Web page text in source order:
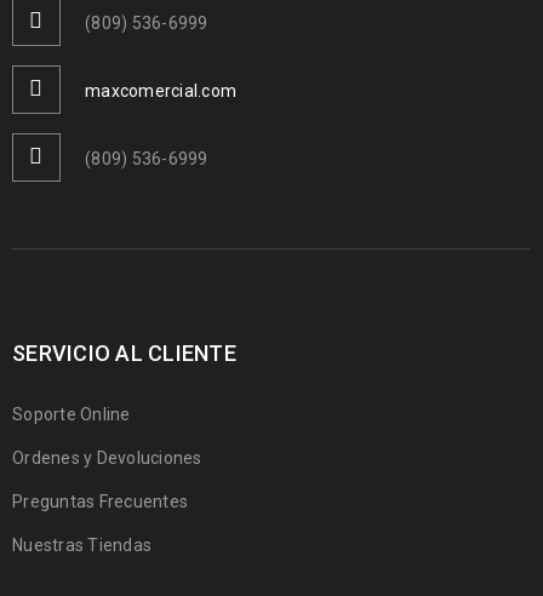
(809) 536-6999
maxcomercial.com
(809) 536-6999
SERVICIO AL CLIENTE
Soporte Online
Ordenes y Devoluciones
Preguntas Frecuentes
Nuestras Tiendas